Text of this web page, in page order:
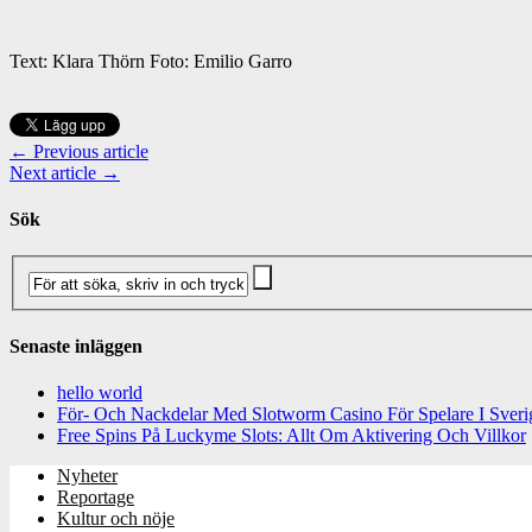
Text: Klara Thörn Foto: Emilio Garro
← Previous article
Next article →
Sök
Senaste inläggen
hello world
För- Och Nackdelar Med Slotworm Casino För Spelare I
Free Spins På Luckyme Slots: Allt Om Aktivering Och Villkor
Nyheter
Reportage
Kultur och nöje